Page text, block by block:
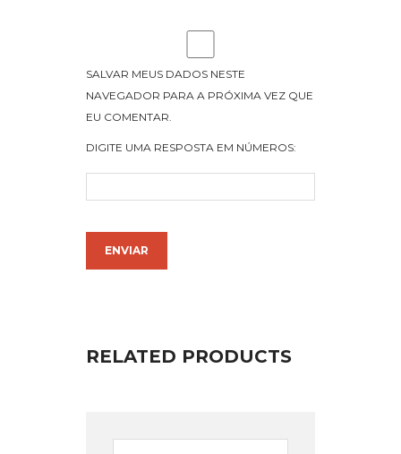
SALVAR MEUS DADOS NESTE
NAVEGADOR PARA A PRÓXIMA VEZ QUE
EU COMENTAR.
DIGITE UMA RESPOSTA EM NÚMEROS:
RELATED PRODUCTS